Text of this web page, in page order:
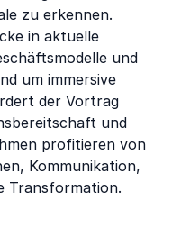
zu erkennen.
in aktuelle
und
um immersive
der Vortrag
und
profitieren von
Kommunikation,
Transformation.